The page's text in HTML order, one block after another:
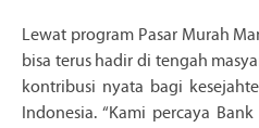
Lewat program Pasar Murah
bisa terus hadir di tengah
kontribusi nyata bagi
Indonesia. “Kami percaya